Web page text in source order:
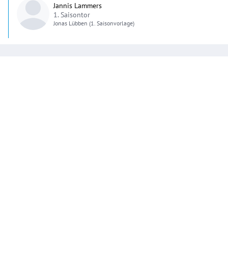
Jannis Lammers
1. Saisontor
Jonas Lübben (1. Saisonvorlage)